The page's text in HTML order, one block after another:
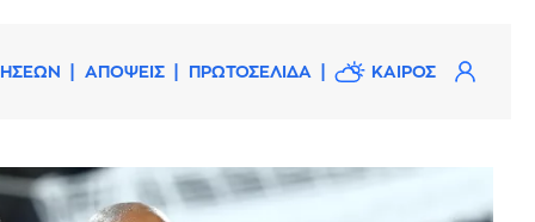
ΑΠΟΨΕΙΣ ΠΡΩΤΟΣΕΛΙΔΑ ΚΑΙΡΟΣ